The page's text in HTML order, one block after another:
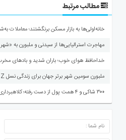
مطالب مرتبط
خانه‌اولی‌ها به بازار مسکن برنگشتند؛
مهاجرت استرالیایی‌ها از سیدنی و ملبورن به «شهر ۲۰
خداحافظ هوای خوب؛ باران شدید و بادهای
ملبورن سومین شهر برتر جهان برای زندگی نسل Z
۳۰۰ شاکی و ۴ همت پول از دست رفته؛ کلاهبرداری و پولشویی در قالب شرکت مهاجرتی
ارسال دیدگاه